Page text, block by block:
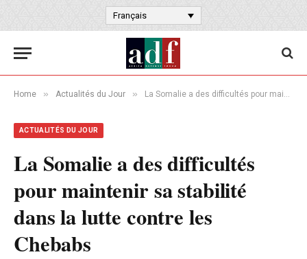
Français
Home » Actualités du Jour » La Somalie a des difficultés pour maintenir sa stabilité dans la lutte contre les Chebabs
ACTUALITÉS DU JOUR
La Somalie a des difficultés
pour maintenir sa stabilité
dans la lutte contre les
Chebabs